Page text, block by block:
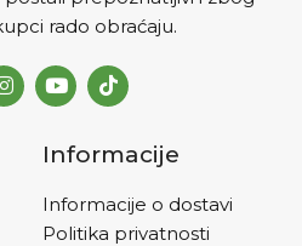
rado obraćaju.
Informacije
Informacije o dostavi
Politika privatnosti